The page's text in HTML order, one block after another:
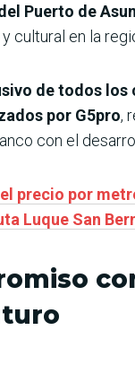
Puerto de
cultural en la
de todos los
por G5pro,
con el
precio por
Luque San